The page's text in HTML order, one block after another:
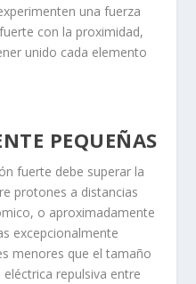
una fuerza
con la proximidad,
unido cada elemento
PEQUEÑAS
fuerte debe superar la
protones a distancias
o aproximadamente
excepcionalmente
menores que el tamaño
repulsiva entre